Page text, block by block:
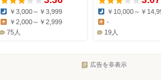
Dinner:
￥3,000～￥3,999
Lunch:
￥2,000～￥2,999
75人
Dinner:
￥10,000～￥
Lunch:
-
19人
広告を非表示